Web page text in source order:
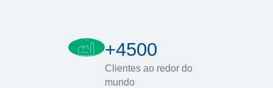
+4500
Clientes ao redor do
mundo